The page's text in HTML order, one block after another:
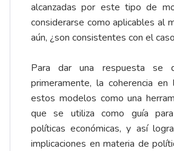
alcanzadas por este tipo de
considerarse como aplicables al
aún, ¿son consistentes con el
Para dar una respuesta se
primeramente, la coherencia en
estos modelos como una
que se utiliza como guía
políticas económicas, y así
implicaciones en materia de